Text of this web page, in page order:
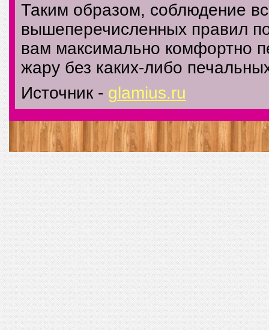
Таким образом, соблюдение
вышеперечисленных правил
вам максимально комфортно
жару без каких-либо
Источник - glamius.ru